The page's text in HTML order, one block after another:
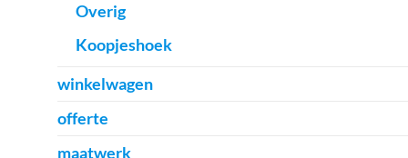
Overig
Koopjeshoek
winkelwagen
offerte
maatwerk